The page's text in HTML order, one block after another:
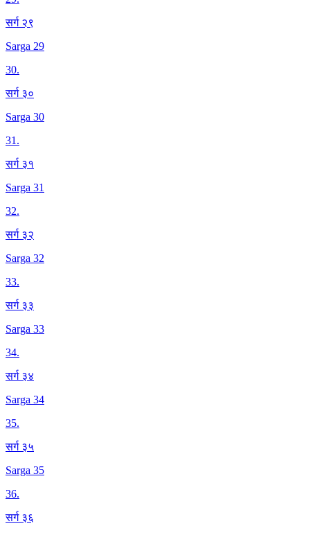
सर्ग २९
Sarga 29
30.
सर्ग ३०
Sarga 30
31.
सर्ग ३१
Sarga 31
32.
सर्ग ३२
Sarga 32
33.
सर्ग ३३
Sarga 33
34.
सर्ग ३४
Sarga 34
35.
सर्ग ३५
Sarga 35
36.
सर्ग ३६